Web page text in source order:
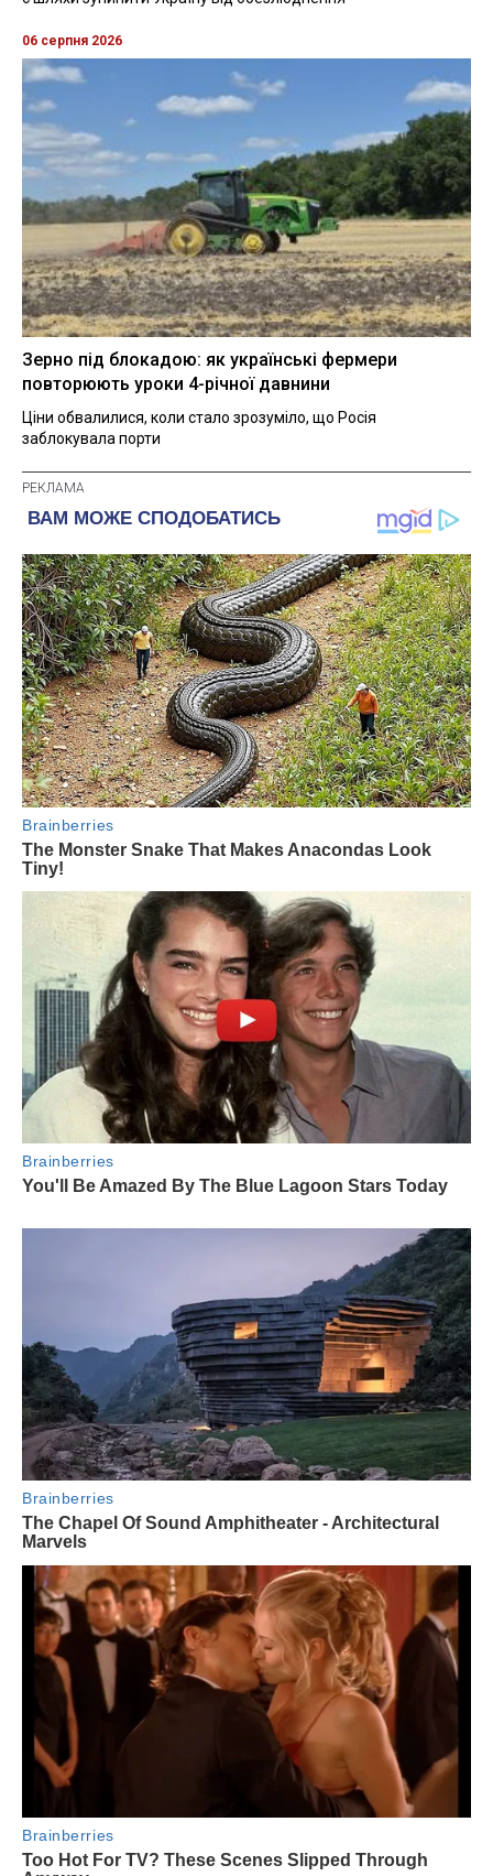
06 серпня 2026
Зерно під блокадою: як українські фермери
повторюють уроки 4-річної давнини
Ціни обвалилися, коли стало зрозуміло, що Росія
заблокувала порти